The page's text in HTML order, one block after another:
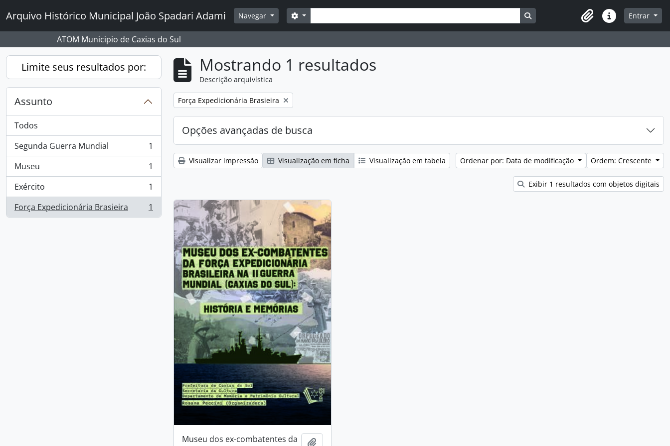
Arquivo Histórico Municipal João Spadari Adami Navegar Buscar
Opções de busca Busque na página de navegação
Atalhos Entrar
ATOM Municipio de Caxias do Sul
Limite seus resultados por:
Assunto
Todos
Segunda Guerra Mundial
, 1 resultados
1
Museu
, 1 resultados
1
Exército
, 1 resultados
1
Força Expedicionária Brasieira
, 1 resultados 1
Mostrando 1 resultados
Descrição arquivística
Remover filtro:
Força Expedicionária Brasieira
Opções avançadas de busca
Visualizar impressão Visualização em ficha Visualização em tabela Ordenar por: Data de modificação Ordem: Crescente
Exibir 1 resultados com objetos digitais
Museu dos ex-combatentes da